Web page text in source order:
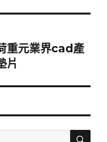
重元業界cad產
片
搜